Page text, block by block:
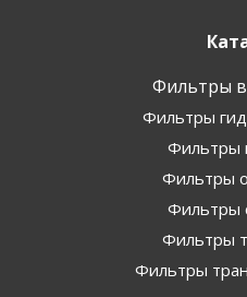
Фильтры
Фильтры
Фильтры
Фильтры
Фильтры
Фильтры
Фильтры